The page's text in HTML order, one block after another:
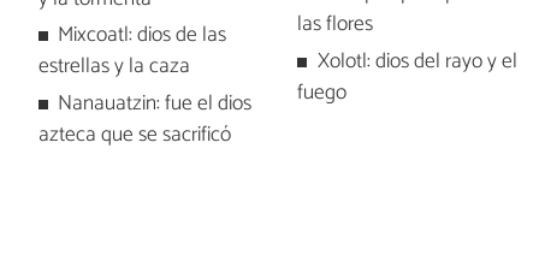
Mixcoatl: dios de las
estrellas y la caza
Nanauatzin: fue el dios
azteca que se sacrificó
las flores
Xolotl: dios del rayo y el
fuego